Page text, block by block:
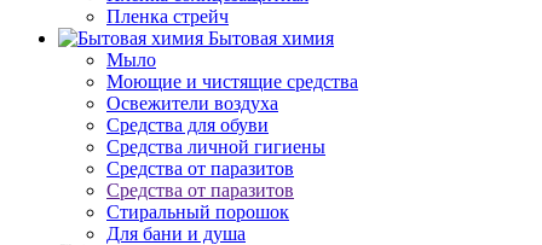
Пленка стрейч
Бытовая химия
Мыло
Моющие и чистящие средства
Освежители воздуха
Средства для обуви
Средства личной гигиены
Средства от паразитов
Средства от паразитов
Стиральный порошок
Для бани и душа